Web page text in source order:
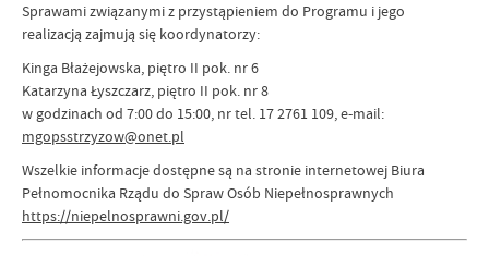
Sprawami związanymi z przystąpieniem do Programu i jego
realizacją zajmują się koordynatorzy:
Kinga Błażejowska, piętro II pok. nr 6
Katarzyna Łyszczarz, piętro II pok. nr 8
w godzinach od 7:00 do 15:00, nr tel. 17 2761 109, e-mail:
mgopsstrzyzow@onet.pl
Wszelkie informacje dostępne są na stronie internetowej Biura
Pełnomocnika Rządu do Spraw Osób Niepełnosprawnych
https://niepelnosprawni.gov.pl/